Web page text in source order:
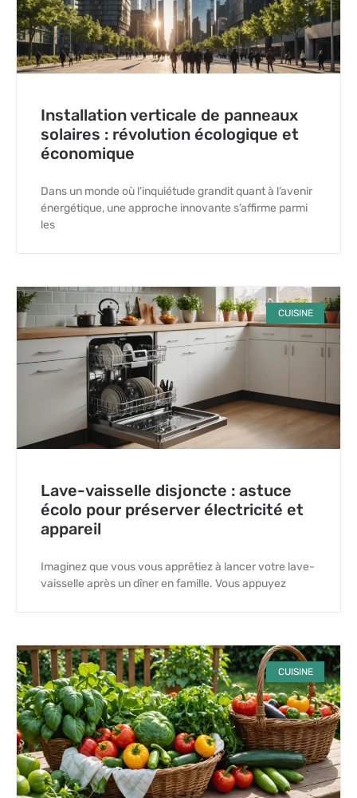
Installation verticale de panneaux
solaires : révolution écologique et
économique
Dans un monde où l’inquiétude grandit quant à l’avenir
énergétique, une approche innovante s’affirme parmi
les
CUISINE
Lave-vaisselle disjoncte : astuce
écolo pour préserver électricité et
appareil
Imaginez que vous vous apprêtiez à lancer votre lave-
vaisselle après un dîner en famille. Vous appuyez
CUISINE